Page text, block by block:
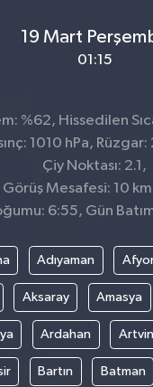
19 Mart
01:15
%62, Hissedilen
1010 hPa,
Çiy Noktası: 2.1,
Görüş Mesafesi: 10
6:55, Gün
Adıyaman
Aksaray Amasya
Ardahan Artvin
Bartın Batman